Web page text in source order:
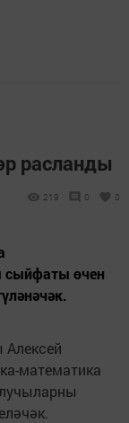
расланды
219 0 0
сыйфаты өчен
математика